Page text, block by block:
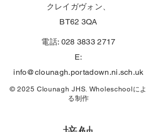
クレイガヴォン、
BT62 3QA
電話: 028 3833 2717
E:
info@clounagh.portadown.ni.sch.uk
© 2025 Clounagh JHS. Wholeschoolによ
る制作